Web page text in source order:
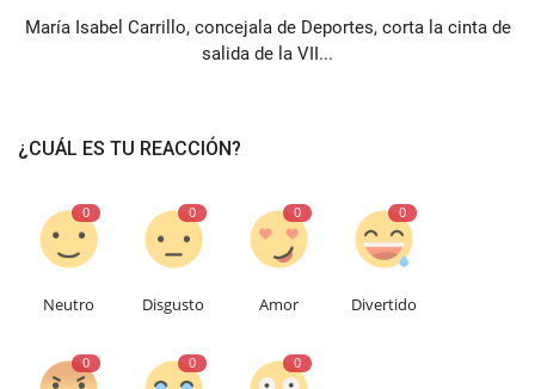
María Isabel Carrillo, concejala de Deportes, corta la cinta de
salida de la VII...
¿CUÁL ES TU REACCIÓN?
0
Neutro
0
Disgusto
0
Amor
0
Divertido
0 0 0